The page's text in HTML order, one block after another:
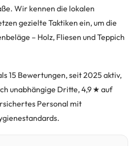
Wir kennen die lokalen
gezielte Taktiken ein, um die
– Holz, Fliesen und Teppich
15 Bewertungen, seit 2025 aktiv,
unabhängige Dritte, 4,9 ★ auf
Personal mit